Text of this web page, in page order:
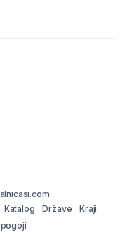
Katalog Države
Kraji